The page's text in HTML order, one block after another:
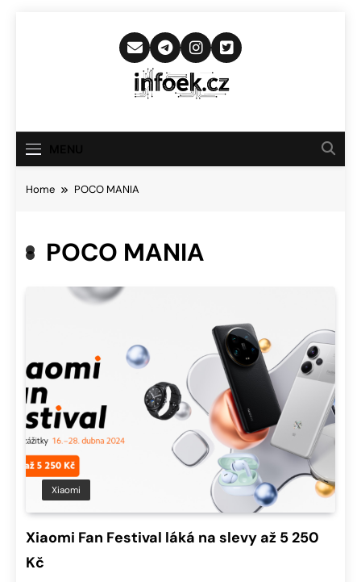
Infoek.cz
Novinkám
Home POCO MANIA
POCO MANIA
Xiaomi
Xiaomi Fan Festival láká na slevy až 5 250
Kč